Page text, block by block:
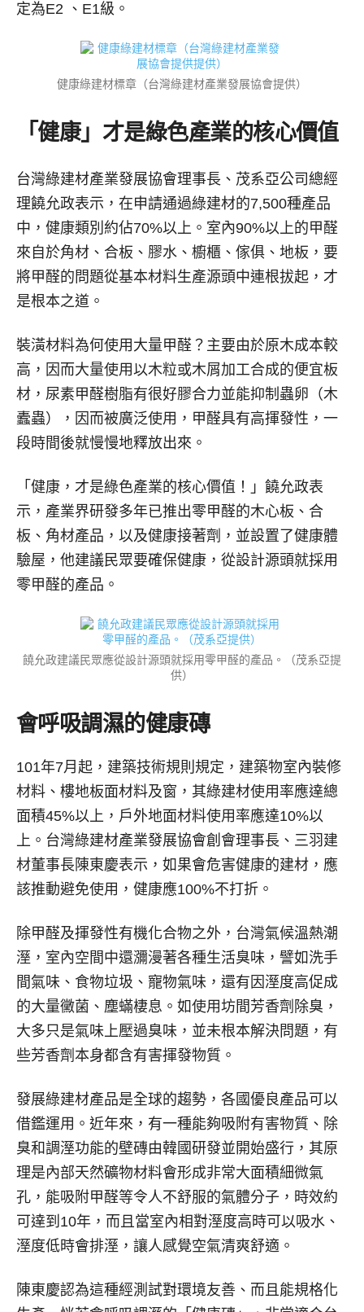
定為E2 、E1級。
健康綠建材標章（台灣綠建材產業發展協會提供）
「健康」才是綠色產業的核心價值
台灣綠建材產業發展協會理事長、茂系亞公司總經
理饒允政表示，在申請通過綠建材的7,500種產品
中，健康類別約佔70%以上。室內90%以上的甲醛
來自於角材、合板、膠水、櫥櫃、傢俱、地板，要
將甲醛的問題從基本材料生產源頭中連根拔起，才
是根本之道。
裝潢材料為何使用大量甲醛？主要由於原木成本較
高，因而大量使用以木粒或木屑加工合成的便宜板
材，尿素甲醛樹脂有很好膠合力並能抑制蟲卵（木
蠹蟲），因而被廣泛使用，甲醛具有高揮發性，一
段時間後就慢慢地釋放出來。
「健康，才是綠色產業的核心價值！」饒允政表
示，產業界研發多年已推出零甲醛的木心板、合
板、角材產品，以及健康接著劑，並設置了健康體
驗屋，他建議民眾要確保健康，從設計源頭就採用
零甲醛的產品。
饒允政建議民眾應從設計源頭就採用零甲醛的產品。（茂系亞提
供）
會呼吸調濕的健康磚
101年7月起，建築技術規則規定，建築物室內裝修
材料、樓地板面材料及窗，其綠建材使用率應達總
面積45%以上，戶外地面材料使用率應達10%以
上。台灣綠建材產業發展協會創會理事長、三羽建
材董事長陳東慶表示，如果會危害健康的建材，應
該推動避免使用，健康應100%不打折。
除甲醛及揮發性有機化合物之外，台灣氣候溫熱潮
溼，室內空間中還瀰漫著各種生活臭味，譬如洗手
間氣味、食物垃圾、寵物氣味，還有因溼度高促成
的大量黴菌、塵蟎棲息。如使用坊間芳香劑除臭，
大多只是氣味上壓過臭味，並未根本解決問題，有
些芳香劑本身都含有害揮發物質。
發展綠建材產品是全球的趨勢，各國優良產品可以
借鑑運用。近年來，有一種能夠吸附有害物質、除
臭和調溼功能的壁磚由韓國研發並開始盛行，其原
理是內部天然礦物材料會形成非常大面積細微氣
孔，能吸附甲醛等令人不舒服的氣體分子，時效約
可達到10年，而且當室內相對溼度高時可以吸水、
溼度低時會排溼，讓人感覺空氣清爽舒適。
陳東慶認為這種經測試對環境友善、而且能規格化